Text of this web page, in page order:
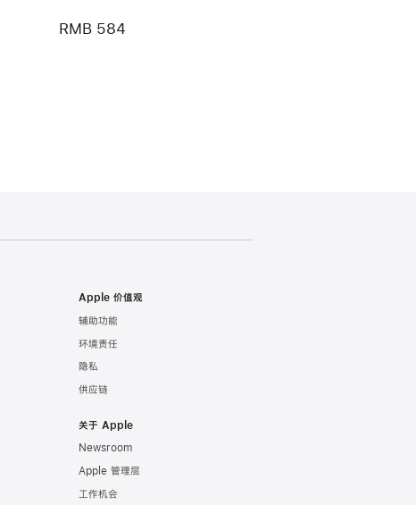
RMB 584
Apple 价值观
辅助功能
环境责任
隐私
供应链
关于 Apple
Newsroom
Apple 管理层
工作机会